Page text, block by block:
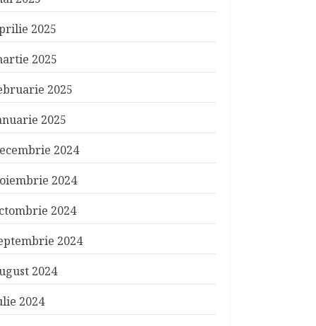
2025
2025
2025
2025
2024
2024
2024
2024
2024
2024